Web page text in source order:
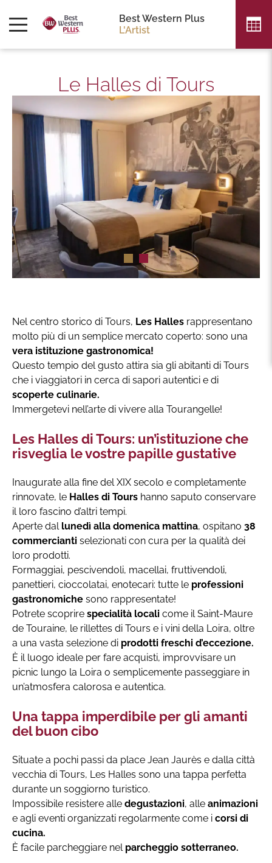
Best Western Plus
L'Artist
Le Halles di Tours
Nel centro storico di Tours, Les Halles rappresentano
molto più di un semplice mercato coperto: sono una
vera istituzione gastronomica!
Questo tempio del gusto attira sia gli abitanti di Tours
che i viaggiatori in cerca di sapori autentici e di
scoperte culinarie.
Immergetevi nell’arte di vivere alla Tourangelle!
Les Halles di Tours: un’istituzione che
risveglia le vostre papille gustative
Inaugurate alla fine del XIX secolo e completamente
rinnovate, le Halles di Tours hanno saputo conservare
il loro fascino d’altri tempi.
Aperte dal lunedì alla domenica mattina, ospitano 38
commercianti selezionati con cura per la qualità dei
loro prodotti.
Formaggiai, pescivendoli, macellai, fruttivendoli,
panettieri, cioccolatai, enotecari: tutte le professioni
gastronomiche sono rappresentate!
Potrete scoprire specialità locali come il Saint-Maure
de Touraine, le rillettes di Tours e i vini della Loira, oltre
a una vasta selezione di prodotti freschi d’eccezione.
È il luogo ideale per fare acquisti, improvvisare un
picnic lungo la Loira o semplicemente passeggiare in
un’atmosfera calorosa e autentica.
Una tappa imperdibile per gli amanti
del buon cibo
Situate a pochi passi da place Jean Jaurès e dalla città
vecchia di Tours, Les Halles sono una tappa perfetta
durante un soggiorno turistico.
Impossibile resistere alle degustazioni, alle animazioni
e agli eventi organizzati regolarmente come i corsi di
cucina.
È facile parcheggiare nel parcheggio sotterraneo.